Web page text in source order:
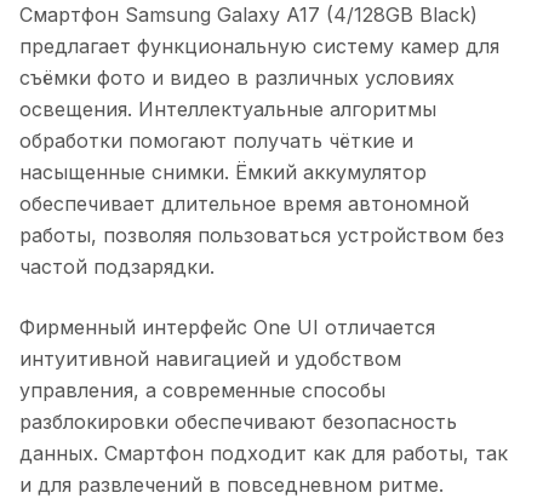
Смартфон Samsung Galaxy A17 (4/128GB Black)
предлагает функциональную систему камер для
съёмки фото и видео в различных условиях
освещения. Интеллектуальные алгоритмы
обработки помогают получать чёткие и
насыщенные снимки. Ёмкий аккумулятор
обеспечивает длительное время автономной
работы, позволяя пользоваться устройством без
частой подзарядки.
Фирменный интерфейс One UI отличается
интуитивной навигацией и удобством
управления, а современные способы
разблокировки обеспечивают безопасность
данных. Смартфон подходит как для работы, так
и для развлечений в повседневном ритме.